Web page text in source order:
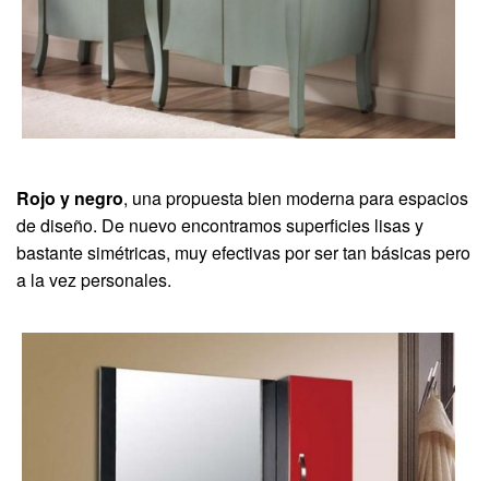
Rojo y negro, una propuesta bien moderna para espacios
de diseño. De nuevo encontramos superficies lisas y
bastante simétricas, muy efectivas por ser tan básicas pero
a la vez personales.